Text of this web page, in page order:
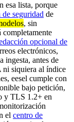
esa lista, porque
de seguridad de
, sin
completamente
opcional de
electrónicos,
ingesta, antes de
ni siquiera al índice
eesel cumple con
bajo petición,
y TLS 1.2+ en
el centro de